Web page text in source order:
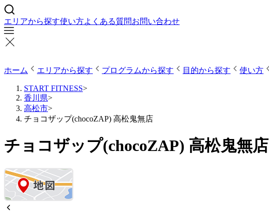
エリアから探す使い方よくある質問お問い合わせ
ホーム エリアから探す プログラムから探す 目的から探す 使い方
START FITNESS>
香川県>
高松市>
チョコザップ(chocoZAP) 高松鬼無店
チョコザップ(chocoZAP) 高松鬼無店